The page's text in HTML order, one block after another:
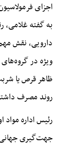
اجزای
به گفته
دارویی، نقش
ویژه در
ظاهر قرص یا
روند مصرف
رئیس اداره مواد
جهت‌گیری جهانی